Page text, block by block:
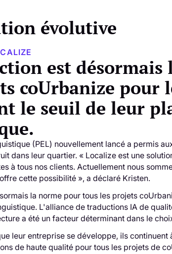
évolutive
est désormais
coUrbanize pour
le seuil de leur
(PEL) nouvellement lancé a permis
dans leur quartier. « Localize est une
à tous nos clients. Actuellement nous
cette possibilité », a déclaré Kristen.
la norme pour tous les projets
L'alliance de traductions IA de
a été un facteur déterminant dans le
leur entreprise se développe, ils
de haute qualité pour tous les projets de